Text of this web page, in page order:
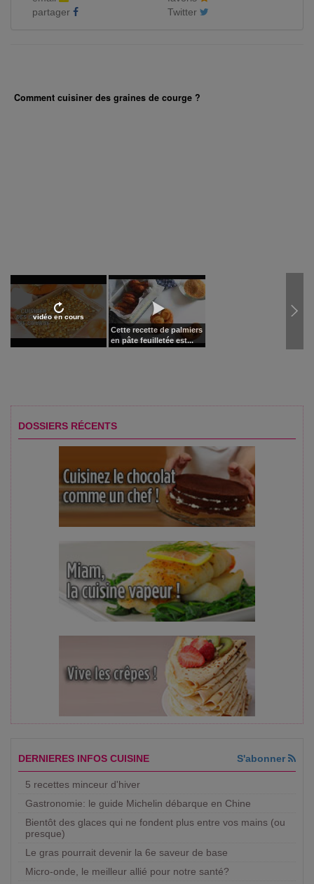
partager
Twitter
Comment cuisiner des graines de courge ?
vidéo en cours
Cette recette de palmiers
en pâte feuilletée est...
DOSSIERS RÉCENTS
DERNIERES INFOS CUISINE S'abonner
5 recettes minceur d'hiver
Gastronomie: le guide Michelin débarque en Chine
Bientôt des glaces qui ne fondent plus entre vos mains (ou
presque)
Le gras pourrait devenir la 6e saveur de base
Micro-onde, le meilleur allié pour notre santé?